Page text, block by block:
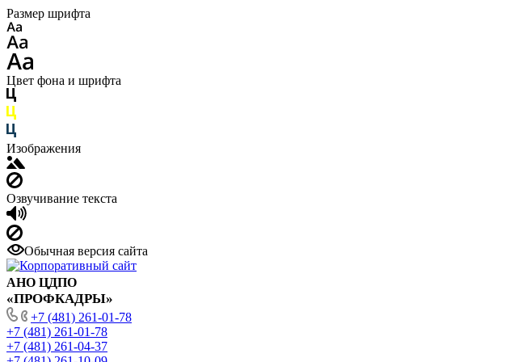
Размер шрифта
Цвет фона и шрифта
Изображения
Озвучивание текста
Обычная версия сайта
АНО ЦДПО
«ПРОФКАДРЫ»
+7 (481) 261-01-78
+7 (481) 261-01-78
+7 (481) 261-04-37